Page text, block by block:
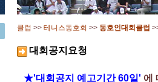
클럽 >> 테니스동호회 >> 동호인대회클럽
대회공지요청
★'대회공지 예고기간 60일' 에